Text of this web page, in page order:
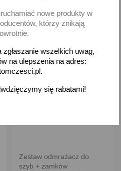
- +
Zestaw odmrażacz do
szyb + zamków
nowe produkty w
którzy znikają
wszelkich uwag,
na ulepszenia na adres:
się rabatami!